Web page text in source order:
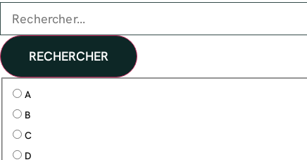
RECHERCHER
A
B
C
D